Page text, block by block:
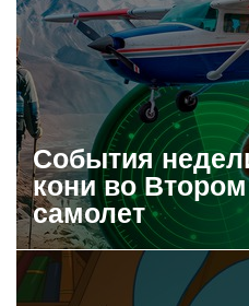
События
кони во
самолет